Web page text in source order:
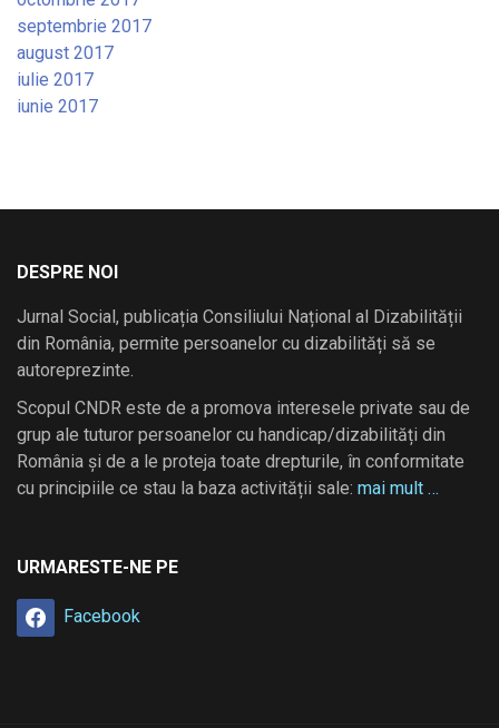
septembrie 2017
august 2017
iulie 2017
iunie 2017
DESPRE NOI
Jurnal Social, publicația Consiliului Național al Dizabilității
din România, permite persoanelor cu dizabilități să se
autoreprezinte.
Scopul CNDR este de a promova interesele private sau de
grup ale tuturor persoanelor cu handicap/dizabilități din
România și de a le proteja toate drepturile, în conformitate
cu principiile ce stau la baza activității sale: mai mult …
URMARESTE-NE PE
Facebook